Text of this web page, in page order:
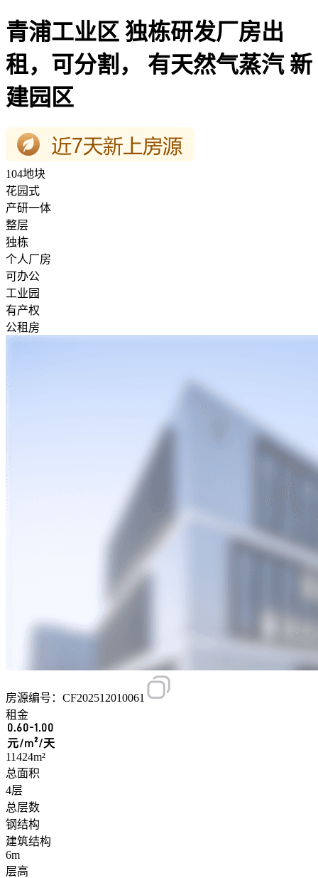
青浦工业区 独栋研发厂房出
租，可分割， 有天然气蒸汽 新
建园区
104地块
花园式
产研一体
整层
独栋
个人厂房
可办公
工业园
有产权
公租房
房源编号：CF202512010061
租金
0.60-1.00
元/m²/天
11424m²
总面积
4层
总层数
钢结构
建筑结构
6m
层高